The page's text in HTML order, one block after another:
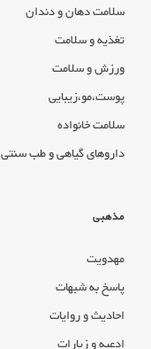
سلامت دهان و دندان
تغذیه و سلامت
ورزش و سلامت
پوست،مو،زیبایی
سلامت خانواده
داروهای گیاهی و طب سنتی
مذهبی
مهدویت
پاسخ به شبهات
احادیث و روایات
ادعیه و زیارات